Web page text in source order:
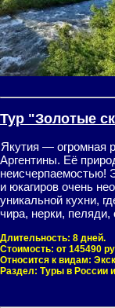
Тур "Золотые
Якутия — огромная
Аргентины. Её
неисчерпаемостью!
и юкагиров очень
уникальной кухни,
чира, нерки,
Длительность: 8 дней.
Стоимость: от 145490
Относится к видам:
Раздел: Туры в России